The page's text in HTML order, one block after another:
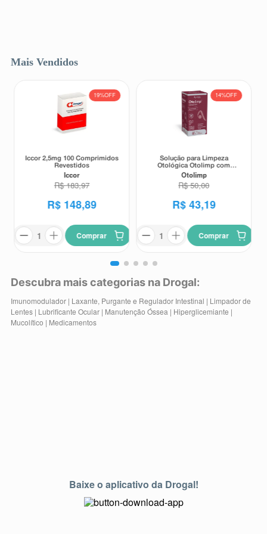
Mais Vendidos
19%OFF
Iccor 2,5mg 100 Comprimidos
Revestidos
Iccor
R$ 183,97
R$ 148,89
Comprar
14%OFF
Solução para Limpeza
Otológica Otolimp com
Gotejador 2ml
Otolimp
R$ 50,00
R$ 43,19
Comprar
Descubra mais categorias na Drogal:
Imunomodulador| Laxante, Purgante e Regulador Intestinal | Limpador de
Lentes| Lubrificante Ocular| Manutenção Óssea | Hiperglicemiante |
Mucolítico | Medicamentos
Baixe o aplicativo da Drogal!